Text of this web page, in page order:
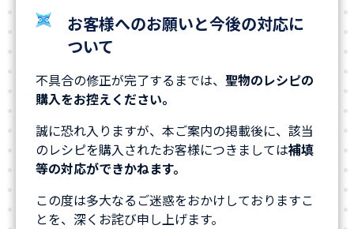
お客様へのお願いと今後の対応に
ついて
不具合の修正が完了するまでは、 聖物のレシピの
購入をお控えください。
誠に恐れ入りますが、本ご案内の掲載後に、該当
のレシピを購入されたお客様につきましては補填
等の対応ができかねます。
この度は多大なるご迷惑をおかけしておりますこ
とを、深くお詫び申し上げます。